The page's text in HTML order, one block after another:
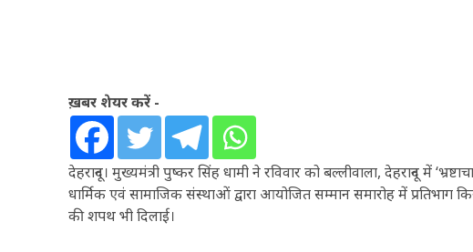
ख़बर शेयर करें -
देहरादून। मुख्यमंत्री पुष्कर सिंह धामी ने रविवार को बल्लीवाला, देहरादून में
धार्मिक एवं सामाजिक संस्थाओं द्वारा आयोजित सम्मान समारोह में प्रतिभाग
की शपथ भी दिलाई।